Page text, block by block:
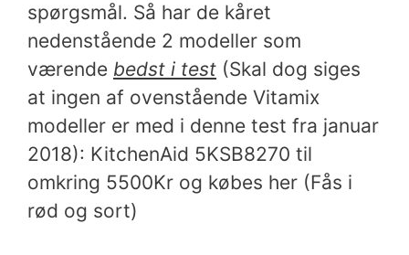
spørgsmål. Så har de kåret
nedenstående 2 modeller som
værende bedst i test (Skal dog siges
at ingen af ovenstående Vitamix
modeller er med i denne test fra januar
2018): KitchenAid 5KSB8270 til
omkring 5500Kr og købes her (Fås i
rød og sort)